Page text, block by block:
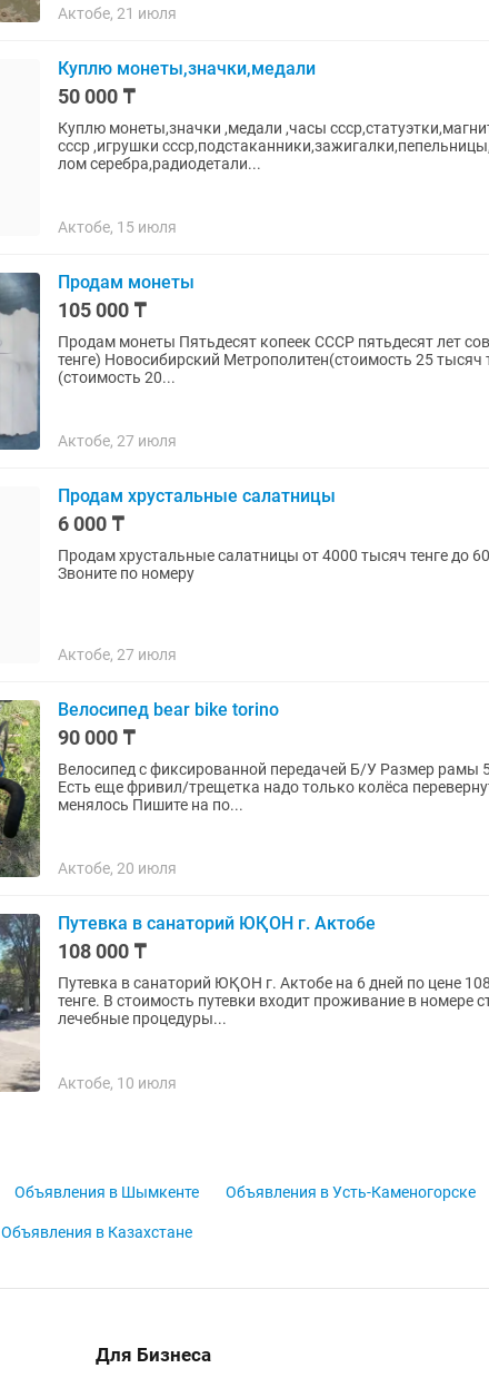
Актобе, 21 июля
Куплю монеты,значки,медали
50 000 ₸
Куплю монеты,значки ,медали ,часы
ссср ,игрушки
лом серебра,радиодетали...
Актобе, 15 июля
Продам монеты
105 000 ₸
Продам монеты Пятьдесят копеек СССР пятьдесят лет советской власти (стоимость 10 тысяч
тенге) Новосибирский Метрополитен(стоимость 25 тысяч тенге) 5 канадских центов 1980 года
(стоимость 20...
Актобе, 27 июля
Продам хрустальные салатницы
6 000 ₸
Продам хрустальные салатницы от 4000 тысяч тенге до
Звоните по номеру
Актобе, 27 июля
Велосипед bear bike torino
90 000 ₸
Велосипед с фиксированной передачей Б/У Размер рамы 50 Присутствует стрепы и тормоза
Есть еще фривил/трещетка надо только колёса
менялось Пишите на по...
Актобе, 20 июля
Путевка в санаторий ЮҚОН г. Актобе
108 000 ₸
Путевка в санаторий ЮҚОН г. Актобе на 6 дней по цене
тенге. В стоимость путевки входит проживание в номере
лечебные процедуры...
Актобе, 10 июля
Объявления в Шымкенте Объявления в Усть-Каменогорске
Объявления в Казахстане
Для Бизнеса